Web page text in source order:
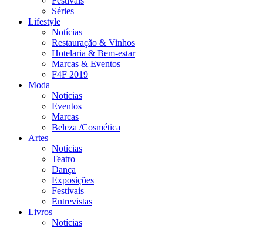
Séries
Lifestyle
Notícias
Restauração & Vinhos
Hotelaria & Bem-estar
Marcas & Eventos
F4F 2019
Moda
Notícias
Eventos
Marcas
Beleza /Cosmética
Artes
Notícias
Teatro
Dança
Exposições
Festivais
Entrevistas
Livros
Notícias